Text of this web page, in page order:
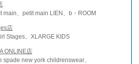
main、petit main LIEN、b・ROOM
店
Stages、XLARGE KIDS
ONLINE店
spade new york childrenswear、